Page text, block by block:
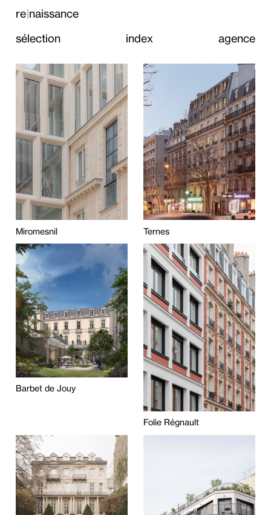
re naissance
sélection
index agence
Miromesnil Ternes
Barbet de Jouy
Folie Régnault